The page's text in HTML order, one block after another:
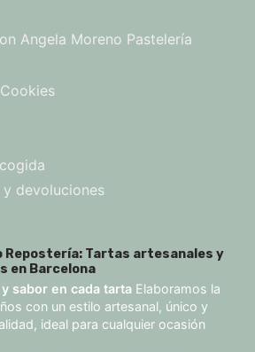
Angela Moreno Pastelería
y devoluciones
Repostería: Tartas artesanales y
en Barcelona
sabor en cada tarta Elaboramos la
con un estilo artesanal, único y
ideal para cualquier ocasión